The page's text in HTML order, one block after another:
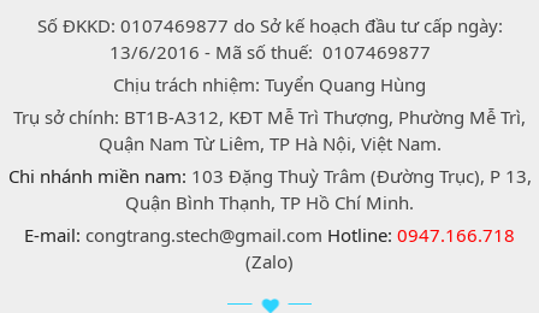
Số ĐKKD: 0107469877 do Sở kế hoạch đầu tư cấp ngày:
13/6/2016 - Mã số thuế: 0107469877
Chịu trách nhiệm: Tuyển Quang Hùng
Trụ sở chính: BT1B-A312, KĐT Mễ Trì Thượng, Phường Mễ Trì,
Quận Nam Từ Liêm, TP Hà Nội, Việt Nam.
Chi nhánh miền nam: 103 Đặng Thuỳ Trâm (Đường Trục), P 13,
Quận Bình Thạnh, TP Hồ Chí Minh.
E-mail: congtrang.stech@gmail.com Hotline: 0947.166.718
(Zalo)